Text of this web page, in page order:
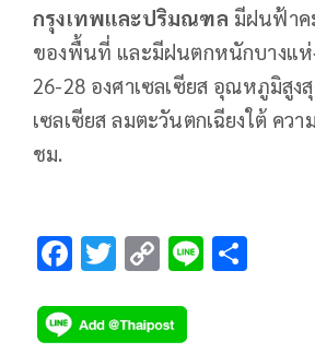
กรุงเทพและปริมณฑล มีฝนฟ้าค
ของพื้นที่ และมีฝนตกหนักบางแ
26-28 องศาเซลเซียส อุณหภูมิสูง
เซลเซียส ลมตะวันตกเฉียงใต้ ควา
ชม.
F
e
T
tt
C
p
Li